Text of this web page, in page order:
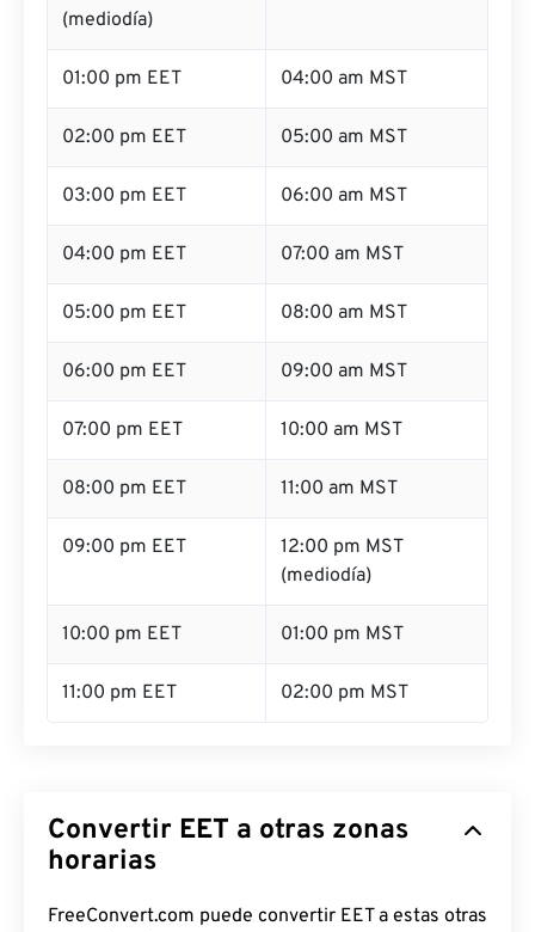
(mediodía)
01:00 pm EET 04:00 am MST
02:00 pm EET 05:00 am MST
03:00 pm EET 06:00 am MST
04:00 pm EET 07:00 am MST
05:00 pm EET 08:00 am MST
06:00 pm EET 09:00 am MST
07:00 pm EET 10:00 am MST
08:00 pm EET 11:00 am MST
09:00 pm EET
12:00 pm MST
(mediodía)
10:00 pm EET 01:00 pm MST
11:00 pm EET 02:00 pm MST
Convertir EET a otras zonas
horarias
FreeConvert.com puede convertir EET a estas otras